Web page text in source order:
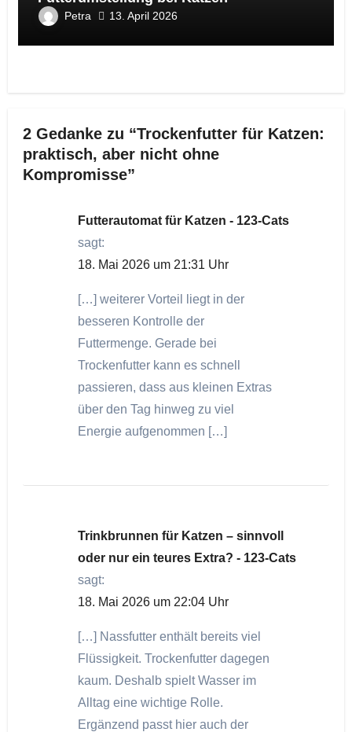
Petra 13. April 2026
2 Gedanke zu “Trockenfutter für Katzen:
praktisch, aber nicht ohne
Kompromisse”
Futterautomat für Katzen - 123-Cats
sagt:
18. Mai 2026 um 21:31 Uhr
[…] weiterer Vorteil liegt in der
besseren Kontrolle der
Futtermenge. Gerade bei
Trockenfutter kann es schnell
passieren, dass aus kleinen Extras
über den Tag hinweg zu viel
Energie aufgenommen […]
Trinkbrunnen für Katzen – sinnvoll
oder nur ein teures Extra? - 123-Cats
sagt:
18. Mai 2026 um 22:04 Uhr
[…] Nassfutter enthält bereits viel
Flüssigkeit. Trockenfutter dagegen
kaum. Deshalb spielt Wasser im
Alltag eine wichtige Rolle.
Ergänzend passt hier auch der